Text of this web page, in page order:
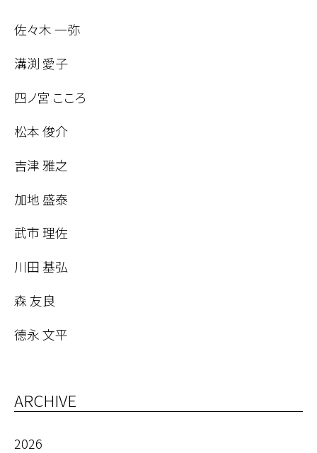
佐々木 一弥
溝渕 愛子
四ノ宮 こころ
松本 俊介
吉津 雅之
加地 盛泰
武市 理佐
川田 基弘
森 友良
德永 文平
ARCHIVE
2026